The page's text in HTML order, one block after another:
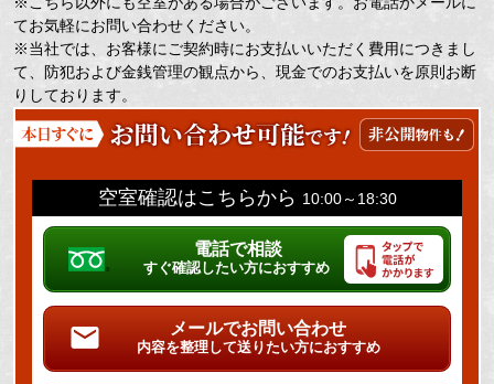
てお気軽にお問い合わせください。
※当社では、お客様にご契約時にお支払いいただく費用につきまし
て、防犯および金銭管理の観点から、現金でのお支払いを原則お断
りしております。
空室確認はこちらから 10:00～18:30
電話で相談
すぐ確認したい方におすすめ
メールでお問い合わせ
内容を整理して送りたい方におすすめ